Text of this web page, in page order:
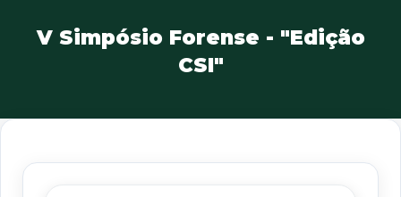
V Simpósio Forense - "Edição
CSI"